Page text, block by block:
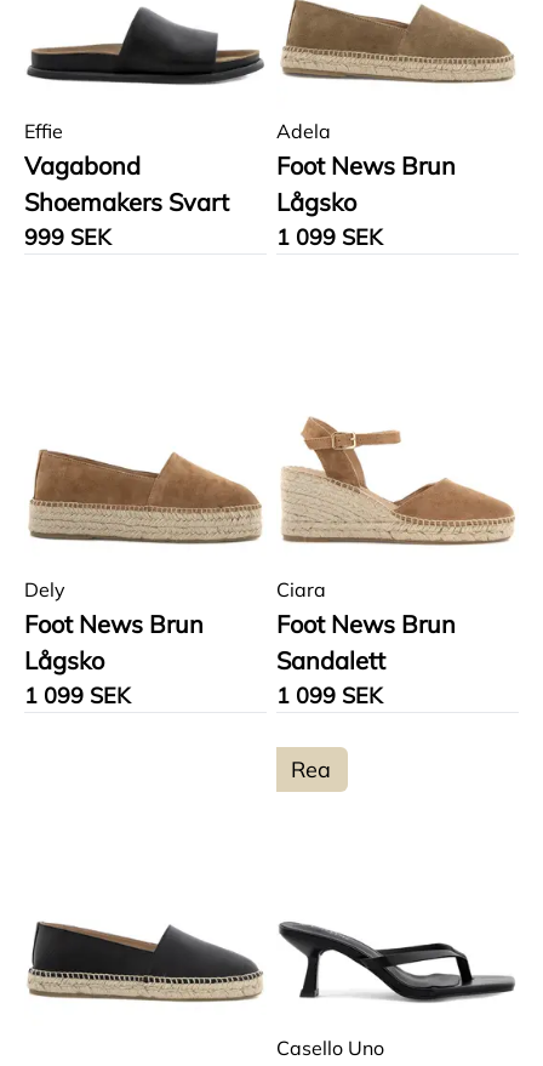
Effie
Vagabond
Shoemakers Svart
999 SEK
Adela
Foot News Brun
Lågsko
1 099 SEK
Dely
Foot News Brun
Lågsko
1 099 SEK
Ciara
Foot News Brun
Sandalett
1 099 SEK
Rea
Casello Uno